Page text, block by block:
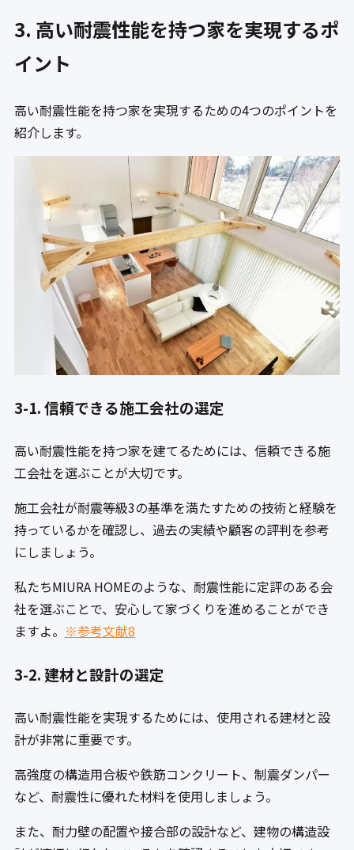
3. 高い耐震性能を持つ家を実現するポ
イント
高い耐震性能を持つ家を実現するための4つのポイントを
紹介します。
3-1. 信頼できる施工会社の選定
高い耐震性能を持つ家を建てるためには、信頼できる施
工会社を選ぶことが大切です。
施工会社が耐震等級3の基準を満たすための技術と経験を
持っているかを確認し、過去の実績や顧客の評判を参考
にしましょう。
私たちMIURA HOMEのような、耐震性能に定評のある会
社を選ぶことで、安心して家づくりを進めることができ
ますよ。 ※参考文献8
3-2. 建材と設計の選定
高い耐震性能を実現するためには、使用される建材と設
計が非常に重要です。
高強度の構造用合板や鉄筋コンクリート、制震ダンパー
など、耐震性に優れた材料を使用しましょう。
また、耐力壁の配置や接合部の設計など、建物の構造設